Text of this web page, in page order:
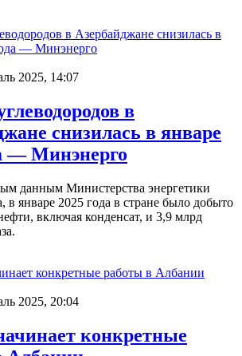
2025, 14:07
в
снизилась в январе
— Минэнерго
данным Министерства энергетики
в январе 2025 года в стране было добыто
включая конденсат, и 3,9 млрд
2025, 20:04
конкретные